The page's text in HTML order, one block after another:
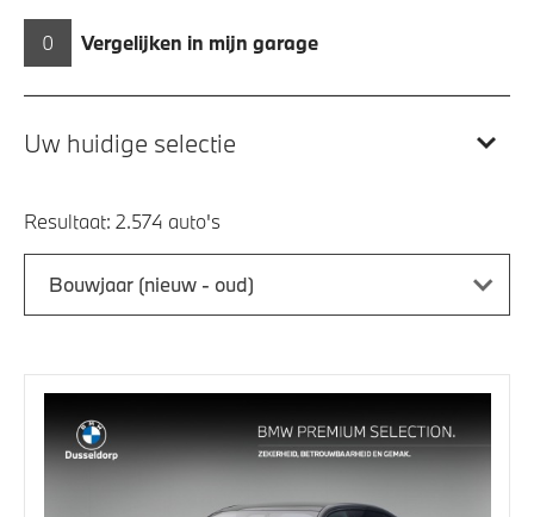
0 Vergelijken in mijn garage
Uw huidige selectie
Resultaat:
Bouwjaar (nieuw - oud)